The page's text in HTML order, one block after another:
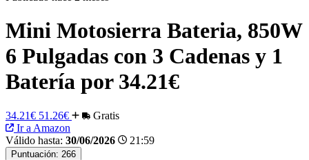
Mini Motosierra Bateria, 850W
6 Pulgadas con 3 Cadenas y 1
Batería por 34.21€
34.21€ 51.26€
Gratis
Ir a Amazon
Válido hasta: 30/06/2026 21:59
Puntuación: 266